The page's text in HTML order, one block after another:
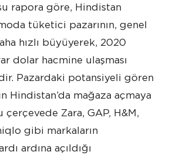
rapora göre, Hindistan
tüketici pazarının, genel
hızlı büyüyerek, 2020
dolar hacmine ulaşması
Pazardaki potansiyeli gören
Hindistan’da mağaza açmaya
çerçevede Zara, GAP, H&M,
gibi markaların
ardına açıldığı